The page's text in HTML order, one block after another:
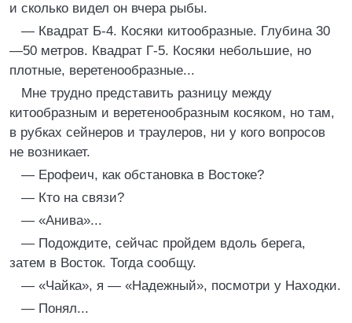
и сколько видел он вчера рыбы.
— Квадрат Б-4. Косяки китообразные. Глубина 30
—50 метров. Квадрат Г-5. Косяки небольшие, но
плотные, веретенообразные...
Мне трудно представить разницу между
китообразным и веретенообразным косяком, но там,
в рубках сейнеров и траулеров, ни у кого вопросов
не возникает.
— Ерофеич, как обстановка в Востоке?
— Кто на связи?
— «Анива»...
— Подождите, сейчас пройдем вдоль берега,
затем в Восток. Тогда сообщу.
— «Чайка», я — «Надежный», посмотри у Находки.
— Понял...